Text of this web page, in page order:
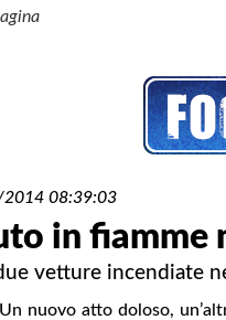
08:39:03
in fiamme
vetture incendiate
Un nuovo atto doloso,